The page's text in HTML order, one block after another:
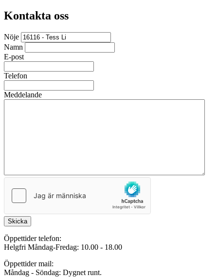
Kontakta oss
Nöje
Namn
E-post
Telefon
Meddelande
Skicka
Öppettider telefon:
Helgfri Måndag-Fredag: 10.00 - 18.00
Öppettider mail:
Måndag - Söndag: Dygnet runt.